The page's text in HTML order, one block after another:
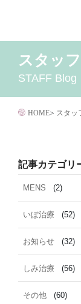
テ
へ
MENS
イボクリア
ダイエ
ニ
2026年8
スタッ
STAFF Blog
HOME> スタッ
記事カテゴリ
MENS (2)
いぼ治療 (52)
お知らせ (32)
しみ治療 (56)
その他 (60)